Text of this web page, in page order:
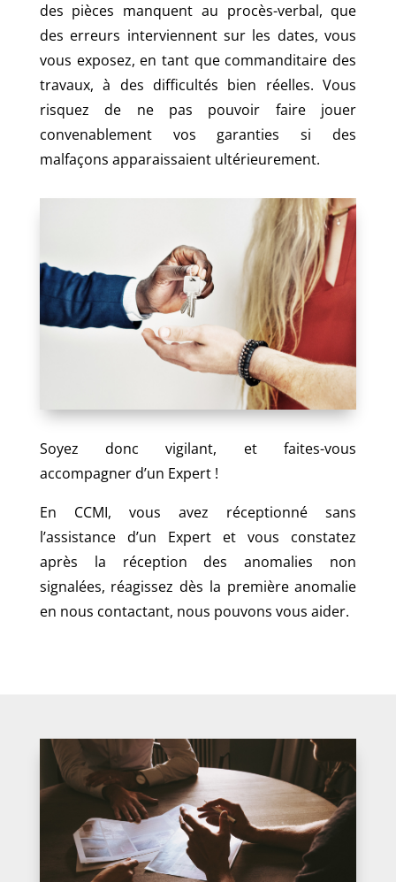
des pièces manquent au procès-verbal, que
des erreurs interviennent sur les dates, vous
vous exposez, en tant que commanditaire des
travaux, à des difficultés bien réelles. Vous
risquez de ne pas pouvoir faire jouer
convenablement vos garanties si des
malfaçons apparaissaient ultérieurement.
Soyez donc vigilant, et faites-vous
accompagner d’un Expert !
En CCMI, vous avez réceptionné sans
l’assistance d’un Expert et vous constatez
après la réception des anomalies non
signalées, réagissez dès la première anomalie
en nous contactant, nous pouvons vous aider.